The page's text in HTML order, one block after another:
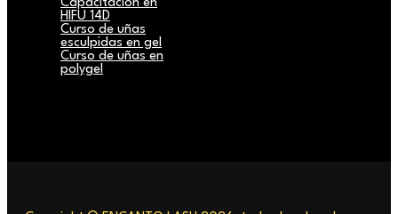
Capacitación en
HIFU 14D
Curso de uñas
esculpidas en gel
Curso de uñas en
polygel